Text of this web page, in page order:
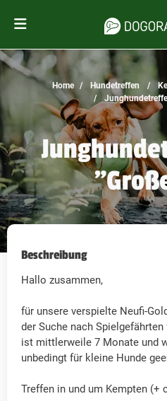
Home Hundetreffen
Beschreibung
Hallo zusammen,
für unsere verspielte Neufi-
der Suche nach
ist mittlerweile 7 Monate und
unbedingt für kleine Hunde
Treffen in und um Kempten (+